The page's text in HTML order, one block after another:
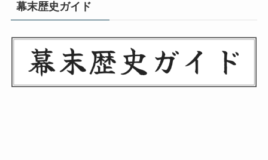
幕末歴史ガイド